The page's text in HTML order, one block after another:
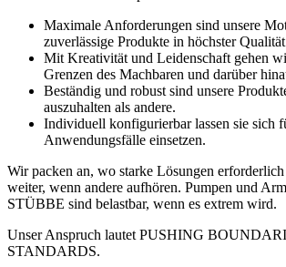
Maximale Anforderungen sind unsere
zuverlässige Produkte in höchster
Mit Kreativität und Leidenschaft gehen
Grenzen des Machbaren und darüber
Beständig und robust sind unsere
auszuhalten als andere.
Individuell konfigurierbar lassen sie sich
Anwendungsfälle einsetzen.
Wir packen an, wo starke Lösungen
weiter, wenn andere aufhören. Pumpen und
STÜBBE sind belastbar, wenn es extrem wird.
Unser Anspruch lautet PUSHING
STANDARDS.